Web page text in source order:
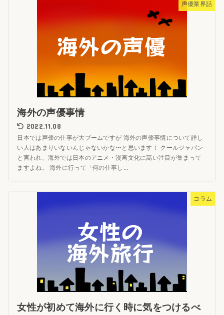
声優業界話
海外の声優事情
2022.11.08
日本では声優の仕事が大ブームですが 海外の声優事情について詳し
い人はあまりいないんじゃないかな〜と思います！ クールジャパン
と言われ、海外では日本のアニメ・漫画文化に高い注目が集まって
ますよね。 海外に行って「何の仕事し...
コラム
女性が初めて海外に行く時に気をつけるべ